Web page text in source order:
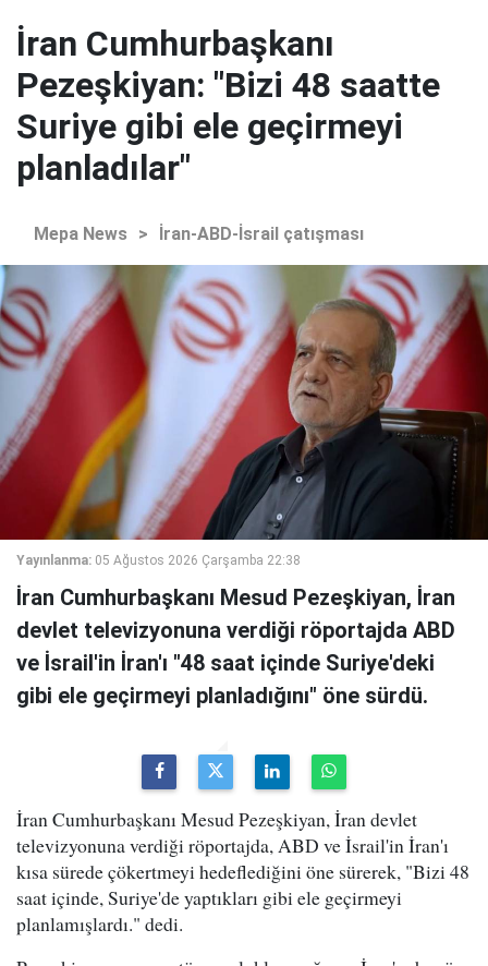
İran Cumhurbaşkanı
Pezeşkiyan: "Bizi 48 saatte
Suriye gibi ele geçirmeyi
planladılar"
Mepa News > İran-ABD-İsrail çatışması
Yayınlanma: 05 Ağustos 2026 Çarşamba 22:38
İran Cumhurbaşkanı Mesud Pezeşkiyan, İran
devlet televizyonuna verdiği röportajda ABD
ve İsrail'in İran'ı "48 saat içinde Suriye'deki
gibi ele geçirmeyi planladığını" öne sürdü.
İran Cumhurbaşkanı Mesud Pezeşkiyan, İran devlet
televizyonuna verdiği röportajda, ABD ve İsrail'in İran'ı
kısa sürede çökertmeyi hedeflediğini öne sürerek, "Bizi 48
saat içinde, Suriye'de yaptıkları gibi ele geçirmeyi
planlamışlardı." dedi.